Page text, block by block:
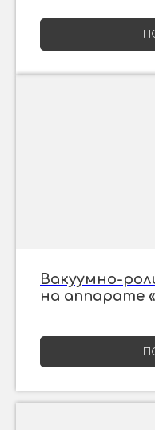
Вакуумно-
на аппарате